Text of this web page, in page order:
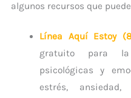
algunos recursos que
Línea Aquí Estoy
gratuito para
psicológicas y
estrés, ansiedad,